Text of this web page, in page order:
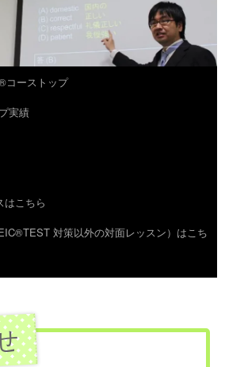
コーストップ
実績
はこちら
対策以外の対面レッスン）はこち